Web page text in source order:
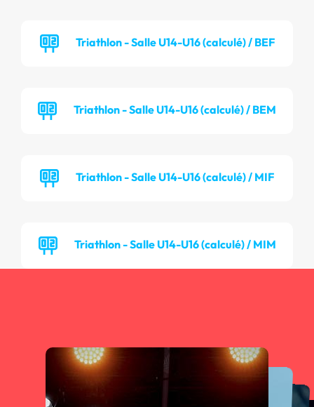
Triathlon - Salle U14-U16 (calculé) / BEF
Triathlon - Salle U14-U16 (calculé) / BEM
Triathlon - Salle U14-U16 (calculé) / MIF
Triathlon - Salle U14-U16 (calculé) / MIM